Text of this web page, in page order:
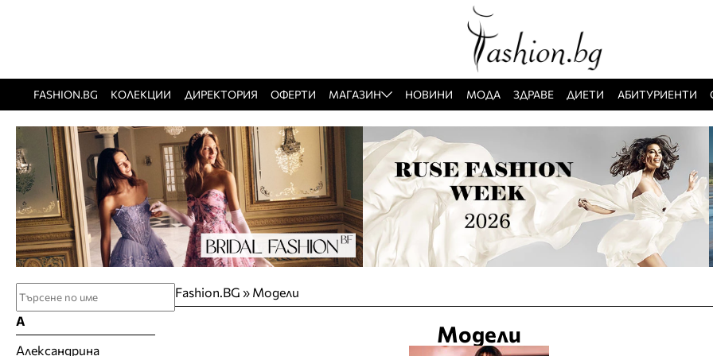
FASHION.BG КОЛЕКЦИИ ДИРЕКТОРИЯ ОФЕРТИ МАГАЗИН НОВИНИ МОДА ЗДРАВЕ ДИЕТИ АБИТУРИЕНТИ
Fashion.BG » Модели
Модели
А
Александрина